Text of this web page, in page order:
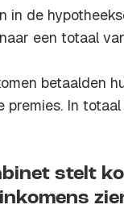
in de
een totaal
betaalden
premies. In
stelt